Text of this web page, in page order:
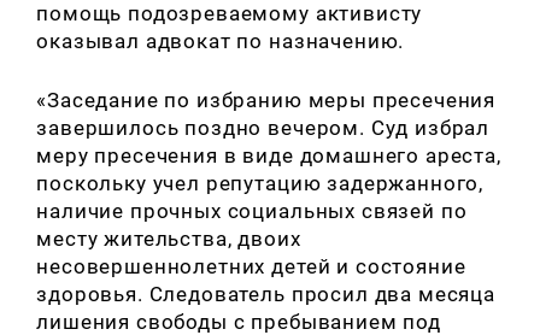
помощь подозреваемому активисту
оказывал адвокат по назначению.
«Заседание по избранию меры пресечения
завершилось поздно вечером. Суд избрал
меру пресечения в виде домашнего ареста,
поскольку учел репутацию задержанного,
наличие прочных социальных связей по
месту жительства, двоих
несовершеннолетних детей и состояние
здоровья. Следователь просил два месяца
лишения свободы с пребыванием под